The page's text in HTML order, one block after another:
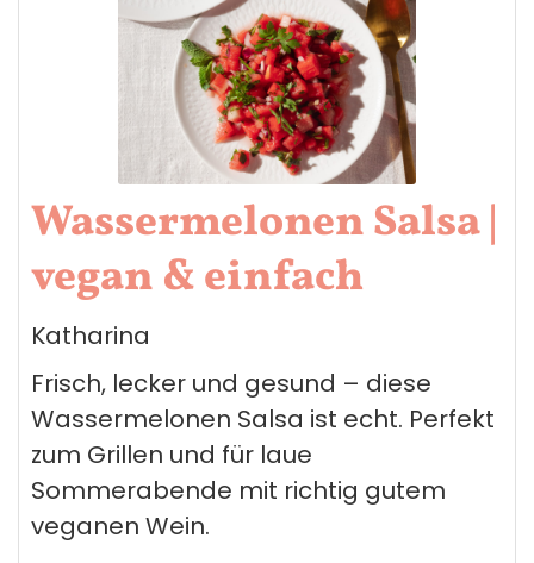
Wassermelonen Salsa |
vegan & einfach
Katharina
Frisch, lecker und gesund – diese
Wassermelonen Salsa ist echt. Perfekt
zum Grillen und für laue
Sommerabende mit richtig gutem
veganen Wein.